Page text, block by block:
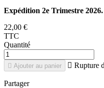
Expédition 2e Trimestre 2026.
22,00 €
TTC
Quantité
 Ajouter au panier  Rupture
Partager